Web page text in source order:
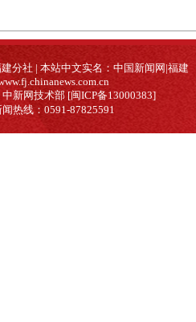
分社 | 本站中文实名：中国新闻网|福建
新网技术部 [闽ICP备13000383]
闻热线：0591-87825591